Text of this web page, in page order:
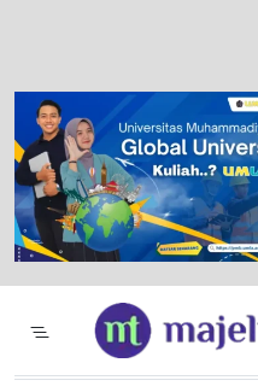
Majelis Tabligh
Syiar